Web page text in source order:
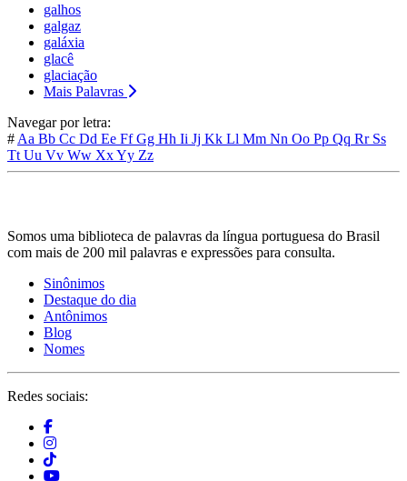
galhos
galgaz
galáxia
glacê
glaciação
Mais Palavras
Navegar por letra:
# Aa Bb Cc Dd Ee FfGg Hh Ii Jj Kk Ll Mm Nn Oo Pp Qq Rr Ss
Tt Uu Vv Ww XxYy Zz
Somos uma biblioteca de palavras da língua portuguesa do Brasil
com mais de 200 mil palavras e expressões para consulta.
Sinônimos
Destaque do dia
Antônimos
Blog
Nomes
Redes sociais: